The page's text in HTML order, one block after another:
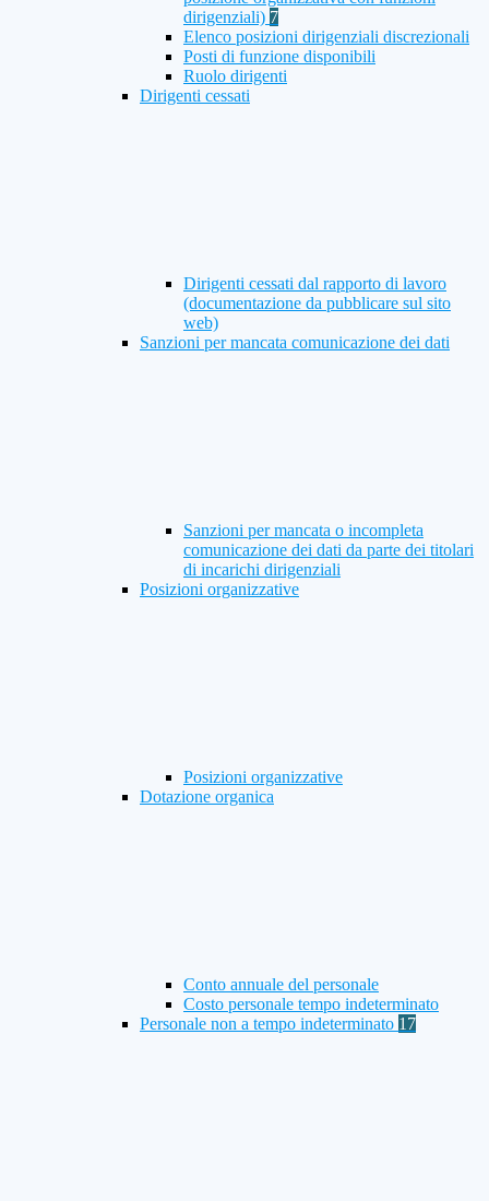
dirigenziali) 7
Elenco posizioni dirigenziali discrezionali
Posti di funzione disponibili
Ruolo dirigenti
Dirigenti cessati
Dirigenti cessati dal rapporto di lavoro
(documentazione da pubblicare sul sito
web)
Sanzioni per mancata comunicazione dei dati
Sanzioni per mancata o incompleta
comunicazione dei dati da parte dei titolari
di incarichi dirigenziali
Posizioni organizzative
Posizioni organizzative
Dotazione organica
Conto annuale del personale
Costo personale tempo indeterminato
Personale non a tempo indeterminato 17